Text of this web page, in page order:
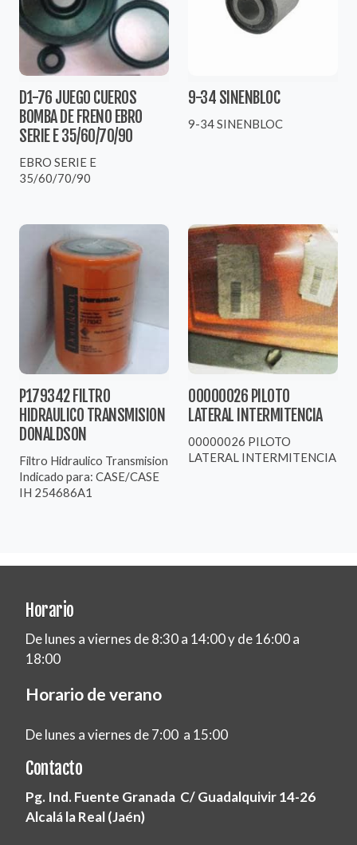
D1-76 JUEGO CUEROS
BOMBA DE FRENO EBRO
SERIE E 35/60/70/90
EBRO SERIE E
35/60/70/90
9-34 SINENBLOC
9-34 SINENBLOC
P179342 FILTRO
HIDRAULICO TRANSMISION
DONALDSON
Filtro Hidraulico Transmision
Indicado para: CASE/CASE
IH 254686A1
00000026 PILOTO
LATERAL INTERMITENCIA
00000026 PILOTO
LATERAL INTERMITENCIA
Horario
De lunes a viernes de 8:30 a 14:00 y de 16:00 a
18:00
Horario de verano
De lunes a viernes de 7:00 a 15:00
Contacto
Pg. Ind. Fuente Granada C/ Guadalquivir 14-26
Alcalá la Real (Jaén)